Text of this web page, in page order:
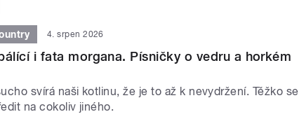
4. srpen 2026
i fata morgana. Písničky o vedru a horkém
svírá naši kotlinu, že je to až k nevydržení. Těžko se
na cokoliv jiného.